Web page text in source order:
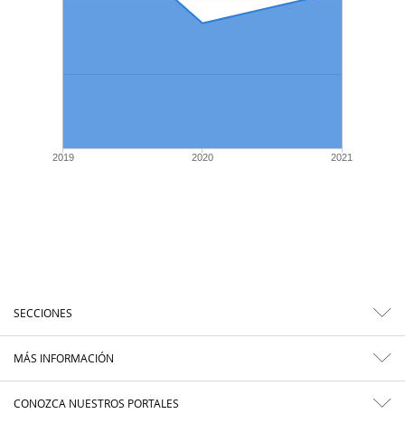
2019 2020 2021
SECCIONES
MÁS INFORMACIÓN
CONOZCA NUESTROS PORTALES